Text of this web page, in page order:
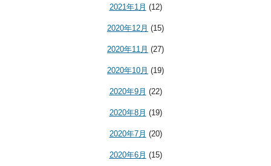
2021年1月 (12)
2020年12月 (15)
2020年11月 (27)
2020年10月 (19)
2020年9月 (22)
2020年8月 (19)
2020年7月 (20)
2020年6月 (15)